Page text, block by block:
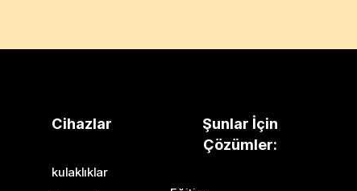
Cihazlar
kulaklıklar
Şunlar İçin
Çözümler: